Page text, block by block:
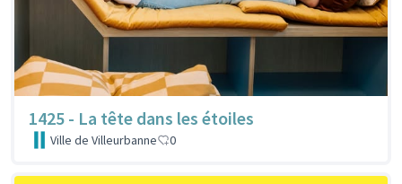
1425 - La tête dans les étoiles
Ville de Villeurbanne 0